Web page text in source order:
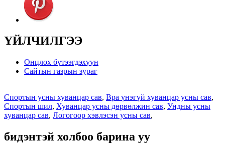
ҮЙЛЧИЛГЭЭ
Онцлох бүтээгдэхүүн
Сайтын газрын зураг
Спортын усны хуванцар сав, Bpa үнэгүй хуванцар усны сав,
Спортын шил, Хуванцар усны дөрвөлжин сав, Ундны усны
хуванцар сав, Логогоор хэвлэсэн усны сав,
бидэнтэй холбоо барина уу